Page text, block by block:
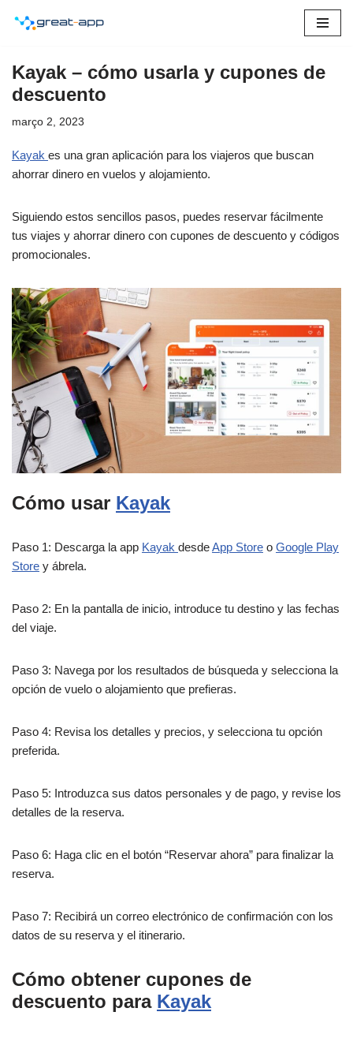
o
conteúdo
Kayak – cómo usarla y cupones de
descuento
março 2, 2023
Kayak es una gran aplicación para los viajeros que buscan
ahorrar dinero en vuelos y alojamiento.
Siguiendo estos sencillos pasos, puedes reservar fácilmente
tus viajes y ahorrar dinero con cupones de descuento y códigos
promocionales.
Cómo usar Kayak
Paso 1: Descarga la app Kayak desdeApp Store o Google Play
Store y ábrela.
Paso 2: En la pantalla de inicio, introduce tu destino y las fechas
del viaje.
Paso 3: Navega por los resultados de búsqueda y selecciona la
opción de vuelo o alojamiento que prefieras.
Paso 4: Revisa los detalles y precios, y selecciona tu opción
preferida.
Paso 5: Introduzca sus datos personales y de pago, y revise los
detalles de la reserva.
Paso 6: Haga clic en el botón “Reservar ahora” para finalizar la
reserva.
Paso 7: Recibirá un correo electrónico de confirmación con los
datos de su reserva y el itinerario.
Cómo obtener cupones de
descuento para Kayak